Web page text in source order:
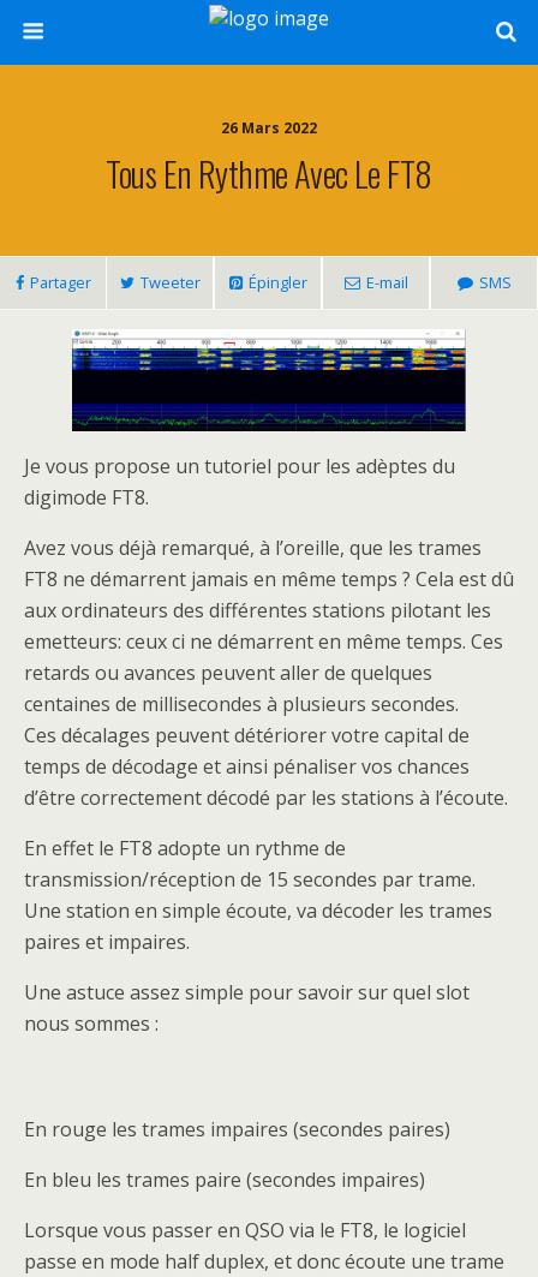
26 Mars 2022
Tous En Rythme Avec Le FT8
Partager Tweeter Épingler E-mail SMS
Je vous propose un tutoriel pour les adèptes du
digimode FT8.
Avez vous déjà remarqué, à l’oreille, que les trames
FT8 ne démarrent jamais en même temps ? Cela est dû
aux ordinateurs des différentes stations pilotant les
emetteurs: ceux ci ne démarrent en même temps. Ces
retards ou avances peuvent aller de quelques
centaines de millisecondes à plusieurs secondes.
Ces décalages peuvent détériorer votre capital de
temps de décodage et ainsi pénaliser vos chances
d’être correctement décodé par les stations à l’écoute.
En effet le FT8 adopte un rythme de
transmission/réception de 15 secondes par trame.
Une station en simple écoute, va décoder les trames
paires et impaires.
Une astuce assez simple pour savoir sur quel slot
nous sommes :
En rouge les trames impaires (secondes paires)
En bleu les trames paire (secondes impaires)
Lorsque vous passer en QSO via le FT8, le logiciel
passe en mode half duplex, et donc écoute une trame